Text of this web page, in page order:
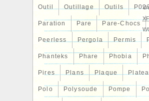
Outil Outillage Outils
Paration Pare Pare-Chocs
Peerless Pergola Permis
Phanteks Phare Phobia
Pires Plans Plaque
Polo Polysoude Pompe